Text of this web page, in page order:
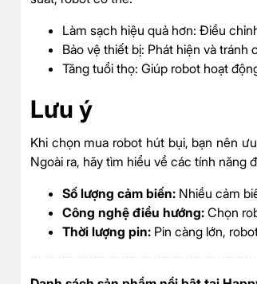
Làm sạch hiệu quả hơn: Điều
Bảo vệ thiết bị: Phát hiện và
Tăng tuổi thọ: Giúp robot hoạt
Lưu ý
Khi chọn mua robot hút bụi, bạn nên
Ngoài ra, hãy tìm hiểu về các tính năng
Số lượng cảm biến: Nhiều cảm
Công nghệ điều hướng: Chọn
Thời lượng pin: Pin càng lớn,